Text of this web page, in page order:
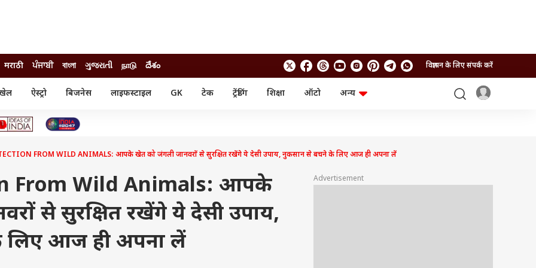
मराठी ਪੰਜਾਬੀ বাংলা ગુજરાતી நாடு దేశం विज्ञापन के लिए संपर्क करें
ऐस्ट्रो बिजनेस लाइफस्टाइल GK टेक ट्रेंडिंग शिक्षा ऑटो
अन्य
सिनेमा
म्यूचुअल फंड्स
आईपीओ
फूड
चैटजीपीटी
गैजेट
रिजल्ट
नौकरी
यूटिलिटी न्यूज़
FROM WILD ANIMALS: आपके खेत को जंगली जानवरों से सुरक्षित रखेंगे ये देसी उपाय, नुकसान से बचने के लिए आज ही अपना लें
From Wild Animals: आपके
से सुरक्षित रखेंगे ये देसी उपाय,
आज ही अपना लें
Advertisement